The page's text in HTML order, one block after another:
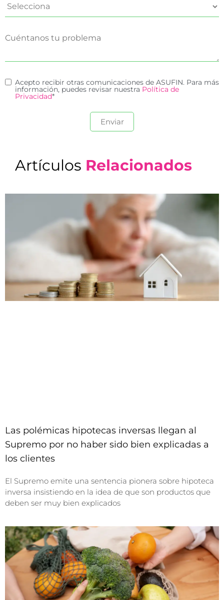
Acepto recibir otras comunicaciones de ASUFIN. Para más
información, puedes revisar nuestra Política de
Privacidad*
Artículos Relacionados
Las polémicas hipotecas inversas llegan al
Supremo por no haber sido bien explicadas a
los clientes
El Supremo emite una sentencia pionera sobre hipoteca
inversa insistiendo en la idea de que son productos que
deben ser muy bien explicados